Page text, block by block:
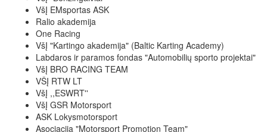
VšĮ EMsportas ASK
Ralio akademija
One Racing
VšĮ "Kartingo akademija" (Baltic Karting Academy)
Labdaros ir paramos fondas "Automobilių sporto projektai"
VšĮ BRO RACING TEAM
VŠĮ RTW LT
VšĮ ,,ESWRT''
VšĮ GSR Motorsport
ASK Lokysmotorsport
Asociacija "Motorsport Promotion Team"